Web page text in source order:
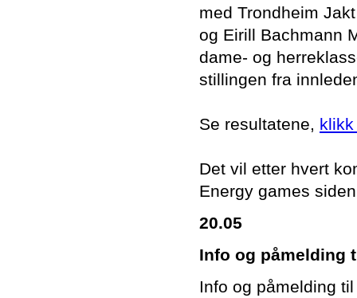
med Trondheim
og Eirill Bachmann
dame- og
stillingen fra
Se resultatene, klikk
Det vil etter hvert
Energy games
20.05
Info og påmelding
Info og påmelding